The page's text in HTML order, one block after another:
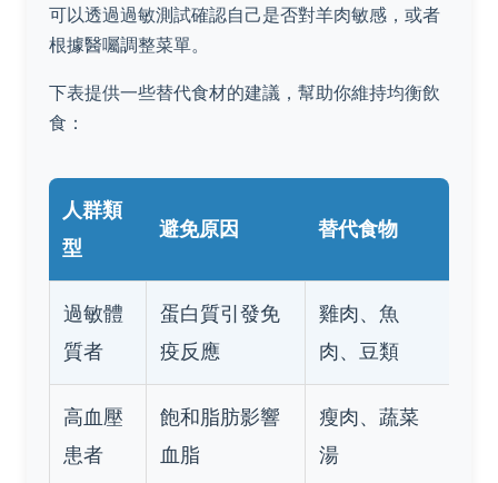
可以透過過敏測試確認自己是否對羊肉敏感，或者
根據醫囑調整菜單。
下表提供一些替代食材的建議，幫助你維持均衡飲
食：
人群類
型
避免原因 替代食物
過敏體
質者
蛋白質引發免
疫反應
雞肉、魚
肉、豆類
高血壓
患者
飽和脂肪影響
血脂
瘦肉、蔬菜
湯